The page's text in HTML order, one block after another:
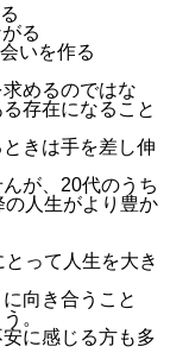
る
いを作る
めるのではな
存在になること
きは手を差し伸
が、20代のうち
人生がより豊か
って人生を大き
向き合うこと
。
に感じる方も多